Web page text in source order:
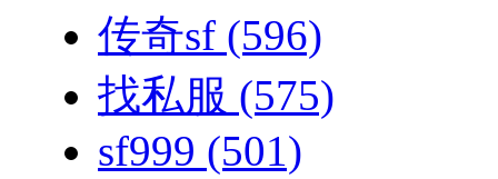
传奇sf (596)
找私服 (575)
sf999 (501)